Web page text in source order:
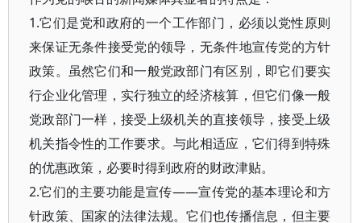
1.它们是党和政府的一个工作部门，必须以党性原则
来保证无条件接受党的领导，无条件地宣传党的方针
政策。虽然它们和一般党政部门有区别，即它们要实
行企业化管理，实行独立的经济核算，但它们像一般
党政部门一样，接受上级机关的直接领导，接受上级
机关指令性的工作要求。与此相适应，它们得到特殊
的优惠政策，必要时得到政府的财政津贴。
2.它们的主要功能是宣传——宣传党的基本理论和方
针政策、国家的法律法规。它们也传播信息，但主要